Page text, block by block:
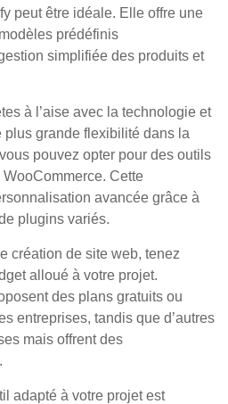
peut être idéale. Elle offre une
prédéfinis
simplifiée des produits et
à l’aise avec la technologie et
grande flexibilité dans la
pouvez opter pour des outils
Cette
avancée grâce à
plugins variés.
création de site web, tenez
alloué à votre projet.
des plans gratuits ou
entreprises, tandis que d’autres
mais offrent des
adapté à votre projet est